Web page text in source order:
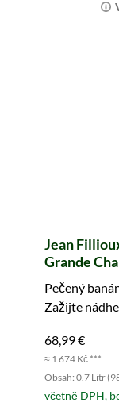
Jean
Grande
Pečený
Zažijte
68,99 €
≈ 1 674 Kč ***
Obsah: 0.7 Litr
včetně DPH,